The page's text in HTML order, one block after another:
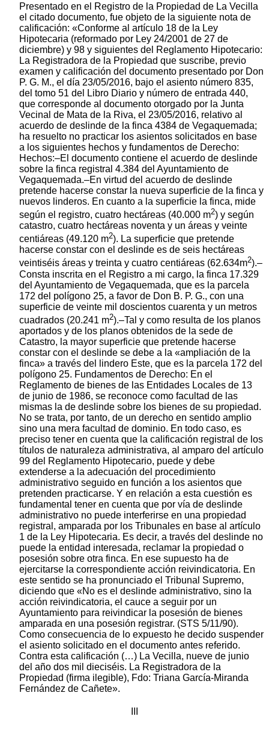
Presentado en el Registro de la Propiedad de La Vecilla
el citado documento, fue objeto de la siguiente nota de
calificación: «Conforme al artículo 18 de la Ley
Hipotecaria (reformado por Ley 24/2001 de 27 de
diciembre) y 98 y siguientes del Reglamento Hipotecario:
La Registradora de la Propiedad que suscribe, previo
examen y calificación del documento presentado por Don
P. G. M., el día 23/05/2016, bajo el asiento número 835,
del tomo 51 del Libro Diario y número de entrada 440,
que corresponde al documento otorgado por la Junta
Vecinal de Mata de la Riva, el 23/05/2016, relativo al
acuerdo de deslinde de la finca 4384 de Vegaquemada;
ha resuelto no practicar los asientos solicitados en base
a los siguientes hechos y fundamentos de Derecho:
Hechos:–El documento contiene el acuerdo de deslinde
sobre la finca registral 4.384 del Ayuntamiento de
Vegaquemada.–En virtud del acuerdo de deslinde
pretende hacerse constar la nueva superficie de la finca y
nuevos linderos. En cuanto a la superficie la finca, mide
según el registro, cuatro hectáreas (40.000 m2) y según
catastro, cuatro hectáreas noventa y un áreas y veinte
centiáreas (49.120 m2). La superficie que pretende
hacerse constar con el deslinde es de seis hectáreas
veintiséis áreas y treinta y cuatro centiáreas (62.634m2).–
Consta inscrita en el Registro a mi cargo, la finca 17.329
del Ayuntamiento de Vegaquemada, que es la parcela
172 del polígono 25, a favor de Don B. P. G., con una
superficie de veinte mil doscientos cuarenta y un metros
cuadrados (20.241 m2).–Tal y como resulta de los planos
aportados y de los planos obtenidos de la sede de
Catastro, la mayor superficie que pretende hacerse
constar con el deslinde se debe a la «ampliación de la
finca» a través del lindero Este, que es la parcela 172 del
polígono 25. Fundamentos de Derecho: En el
Reglamento de bienes de las Entidades Locales de 13
de junio de 1986, se reconoce como facultad de las
mismas la de deslinde sobre los bienes de su propiedad.
No se trata, por tanto, de un derecho en sentido amplio
sino una mera facultad de dominio. En todo caso, es
preciso tener en cuenta que la calificación registral de los
títulos de naturaleza administrativa, al amparo del artículo
99 del Reglamento Hipotecario, puede y debe
extenderse a la adecuación del procedimiento
administrativo seguido en función a los asientos que
pretenden practicarse. Y en relación a esta cuestión es
fundamental tener en cuenta que por vía de deslinde
administrativo no puede interferirse en una propiedad
registral, amparada por los Tribunales en base al artículo
1 de la Ley Hipotecaria. Es decir, a través del deslinde no
puede la entidad interesada, reclamar la propiedad o
posesión sobre otra finca. En ese supuesto ha de
ejercitarse la correspondiente acción reivindicatoria. En
este sentido se ha pronunciado el Tribunal Supremo,
diciendo que «No es el deslinde administrativo, sino la
acción reivindicatoria, el cauce a seguir por un
Ayuntamiento para reivindicar la posesión de bienes
amparada en una posesión registrar. (STS 5/11/90).
Como consecuencia de lo expuesto he decido suspender
el asiento solicitado en el documento antes referido.
Contra esta calificación (…) La Vecilla, nueve de junio
del año dos mil dieciséis. La Registradora de la
Propiedad (firma ilegible), Fdo: Triana García-Miranda
Fernández de Cañete».